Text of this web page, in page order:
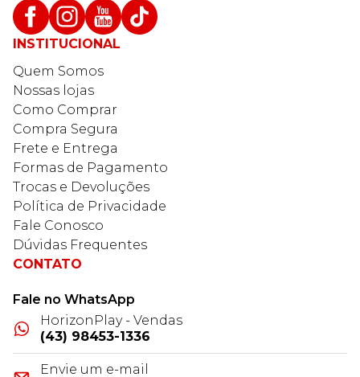
INSTITUCIONAL
Quem Somos
Nossas lojas
Como Comprar
Compra Segura
Frete e Entrega
Formas de Pagamento
Trocas e Devoluções
Política de Privacidade
Fale Conosco
Dúvidas Frequentes
CONTATO
Fale no WhatsApp
HorizonPlay - Vendas
(43) 98453-1336
Envie um e-mail